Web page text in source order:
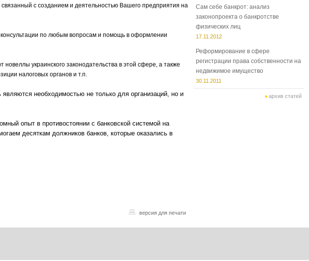
с созданием и деятельностью Вашего предприятия на
по любым вопросам и помощь в оформлении
украинского законодательства в этой сфере, а также
налоговых органов и т.п.
необходимостью не только для организаций, но и
опыт в противостоянии с банковской системой на
десяткам должников банков, которые оказались в
версия для печати
Сам себе банкрот: анализ
законопроекта о банкротстве
физических лиц
17.11.2012
Реформирование в сфере
регистрации права собственности на
недвижимое имущество
30.11.2011
архив статей